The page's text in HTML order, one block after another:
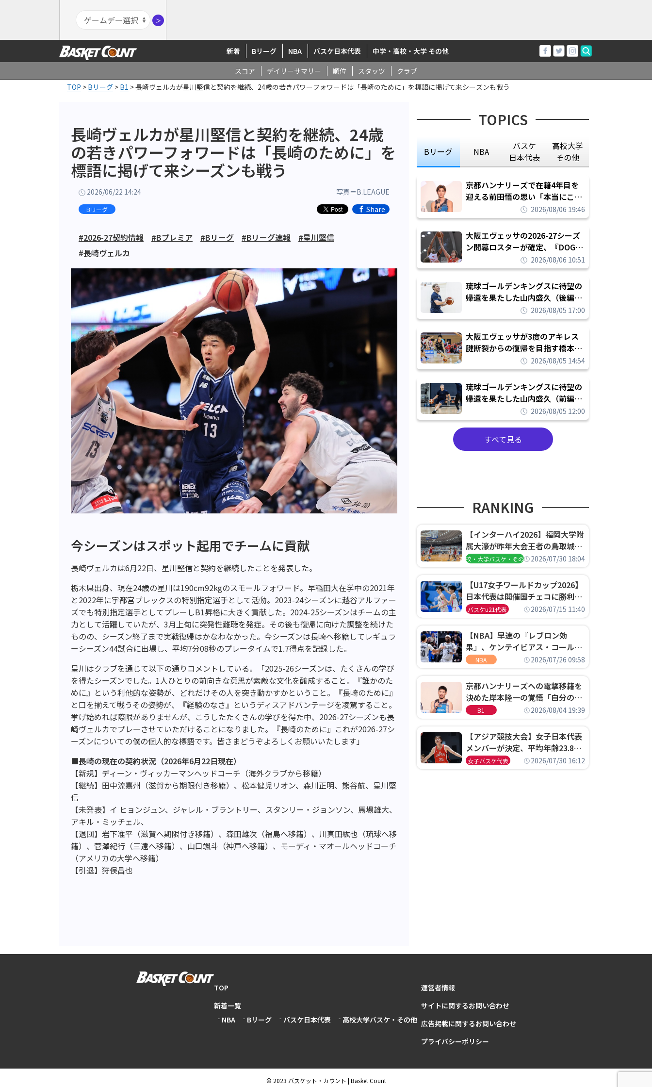
＞
新着 Bリーグ NBA バスケ日本代表 中学・高校・大学 その他
スコア デイリーサマリー 順位 スタッツ
クラブ
TOP > Bリーグ > B1 >長崎ヴェルカが星川堅信と契約を継続、24歳の若きパワーフォワードは「長崎のために」を標語に掲げて来シーズンも戦う
長崎ヴェルカが星川堅信と契約を継続、24歳
の若きパワーフォワードは「長崎のために」を
標語に掲げて来シーズンも戦う
2026/06/22 14:24 写真＝B.LEAGUE
Bリーグ Share
#2026-27契約情報 #Bプレミア #Bリーグ #Bリーグ速報
#星川堅信
#長崎ヴェルカ
今シーズンはスポット起用でチームに貢献
長崎ヴェルカは6月22日、星川堅信と契約を継続したことを発表した。
栃木県出身、現在24歳の星川は190cm92kgのスモールフォワード。早稲田大在学中の2021年
と2022年に宇都宮ブレックスの特別指定選手として活動。2023-24シーズンに越谷アルファー
ズでも特別指定選手としてプレーしB1昇格に大きく貢献した。2024-25シーズンはチームの主
力として活躍していたが、3月上旬に突発性難聴を発症。その後も復帰に向けた調整を続けた
ものの、シーズン終了まで実戦復帰はかなわなかった。今シーズンは長崎へ移籍してレギュラ
ーシーズン44試合に出場し、平均7分08秒のプレータイムで1.7得点を記録した。
星川はクラブを通じて以下の通りコメントしている。「2025-26シーズンは、たくさんの学び
を得たシーズンでした。1人ひとりの前向きな意思が素敵な文化を醸成すること。『誰かのた
めに』という利他的な姿勢が、どれだけその人を突き動かすかということ。『長崎のために』
と口を揃えて戦うその姿勢が、『経験のなさ』というディスアドバンテージを凌駕すること。
挙げ始めれば際限がありませんが、こうしたたくさんの学びを得た中、2026-27シーズンも長
崎ヴェルカでプレーさせていただけることになりました。『長崎のために』これが2026-27シ
ーズンについての僕の個人的な標語です。皆さまどうぞよろしくお願いいたします」
■長崎の現在の契約状況（2026年6月22日現在）
【新規】ディーン・ヴィッカーマンヘッドコーチ（海外クラブから移籍）
【継続】田中流嘉州（滋賀から期限付き移籍）、松本健児リオン、森川正明、熊谷航、星川堅
信
【未発表】イ ヒョンジュン、ジャレル・ブラントリー、スタンリー・ジョンソン、馬場雄大、
アキル・ミッチェル、
【退団】岩下准平（滋賀へ期限付き移籍）、森田雄次（福島へ移籍）、川真田紘也（琉球へ移
籍）、菅澤紀行（三遠へ移籍）、山口颯斗（神戸へ移籍）、モーディ・マオールヘッドコーチ
（アメリカの大学へ移籍）
【引退】狩俣昌也
TOPICS
Bリーグ NBA
バスケ
日本代表
高校大学
その他
京都ハンナリーズで在籍4年目を
迎える前田悟の思い「本当にこの
チームで勝ちたい、負けたまま舐
められたまま終わりたくない」
2026/08/06 19:46
大阪エヴェッサの2026-27シーズ
ン開幕ロスターが確定、『DOG
FIGHT』のチームカルチャーを推
し進めて結果を求めるシーズンへ
2026/08/06 10:51
琉球ゴールデンキングスに待望の
帰還を果たした山内盛久（後編）
「1人のウチナーンチュとしてみ
んなが誇りに思えるチームにして
いく」
2026/08/05 17:00
大阪エヴェッサが3度のアキレス
腱断裂からの復帰を目指す橋本拓
哉と契約を締結「もう一度コート
に立ちたい」
2026/08/05 14:54
琉球ゴールデンキングスに待望の
帰還を果たした山内盛久（前編）
「キングスが積み上げてきたもの
を次の世代に繋いでいくのがやり
甲斐」
2026/08/05 12:00
すべて見る
RANKING
【インターハイ2026】福岡大学附
属大濠が昨年大会王者の鳥取城北
を撃破、大阪薫英女学院は岐阜女
高校・大学バスケ・その他2026/07/30 18:04
【U17女子ワールドカップ2026】
日本代表は開催国チェコに勝利し
て予選グループ3連勝で首位通
決定
バスケu21代表 2026/07/15 11:40
【NBA】早速の『レブロン効
果』、ケンテイビアス・コールド
ウェル・ポープがセブンティシク
NBA 2026/07/26 09:58
京都ハンナリーズへの電撃移籍を
決めた岸本隆一の覚悟「自分のエ
ゴというちっぽけなことのため
B1 2026/08/04 19:39
【アジア競技大会】女子日本代表
メンバーが決定、平均年齢23.8歳
のフレッシュなメンバーが日本開
女子バスケ代表 2026/07/30 16:12
TOP
新着一覧
NBA
Bリーグ バスケ日本代表 高校大学バスケ・その他
運営者情報
サイトに関するお問い合わせ
広告掲載に関するお問い合わせ
プライバシーポリシー
© 2023 バスケット・カウント | Basket Count